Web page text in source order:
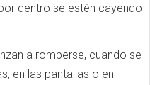
dentro se estén cayendo
a romperse, cuando se
en las pantallas o en